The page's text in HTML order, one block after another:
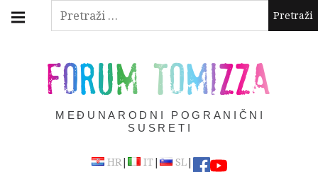
Pretraži:
Skip
FORUM TOMIZZA
MEĐUNARODNI POGRANIČNI
SUSRETI
HR| IT | SL|
navigation